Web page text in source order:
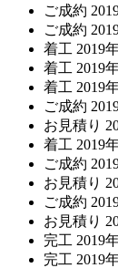
ご成約
ご成約
着工 2019
着工 2019
着工 2019
ご成約
お見積り
着工 2019
ご成約
お見積り
ご成約
お見積り
完工 2019
完工 2019